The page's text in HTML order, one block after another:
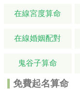
在線宮度算命
在線婚姻配對
鬼谷子算命
免費起名算命